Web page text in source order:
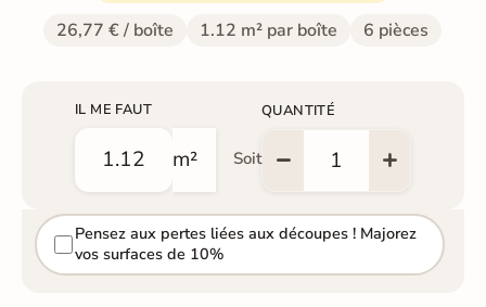
26,77 € / boîte 1.12 m² par boîte 6 pièces
IL ME FAUT
m² Soit
QUANTITÉ
Pensez aux pertes liées aux découpes ! Majorez
vos surfaces de 10%